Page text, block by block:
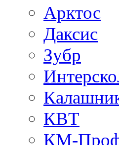
Арктос
Даксис
Зубр
КВТ
КМ-